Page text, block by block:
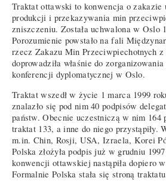
Traktat ottawski to konwencja o zakazie
produkcji i przekazywania min
zniszczeniu. Została uchwalona w Oslo
Porozumienie powstało na fali
rzecz Zakazu Min Przeciwpiechotnych z
doprowadziła właśnie do
konferencji dyplomatycznej w Oslo.
Traktat wszedł w życie 1 marca 1999
znalazło się pod nim 40 podpisów
państw. Obecnie uczestniczą w nim 164
traktat 133, a inne do niego przystąpiły.
m.in. Chin, Rosji, USA, Izraela, Korei
Polska złożyła podpis już w grudniu
konwencji ottawskiej nastąpiła dopiero
Formalnie Polska stała się stroną